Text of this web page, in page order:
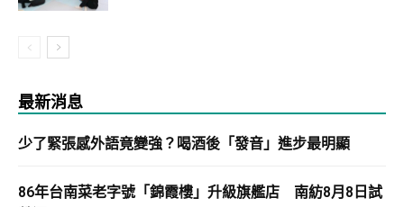
最新消息
少了緊張感外語竟變強？喝酒後「發音」進步最明顯
86年台南菜老字號「錦霞樓」升級旗艦店 南紡8月8日試